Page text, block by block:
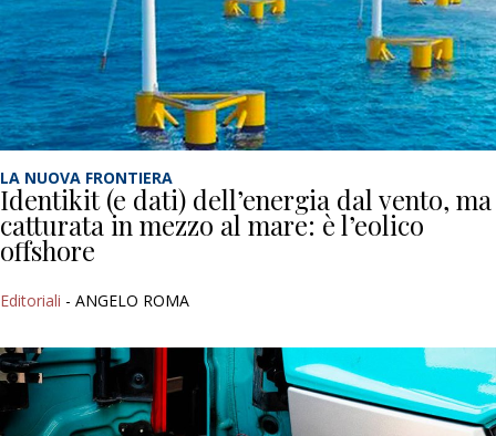
LA NUOVA FRONTIERA
Identikit (e dati) dell’energia dal vento, ma
catturata in mezzo al mare: è l’eolico
offshore
Editoriali - ANGELO ROMA